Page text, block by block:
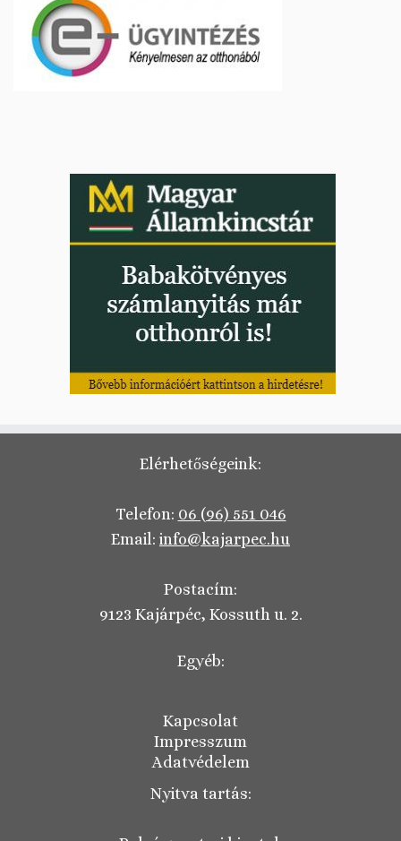
Elérhetőségeink:
Telefon: 06 (96) 551 046
Email: info@kajarpec.hu
Postacím:
9123 Kajárpéc, Kossuth u. 2.
Egyéb:
Kapcsolat
Impresszum
Adatvédelem
Nyitva tartás: